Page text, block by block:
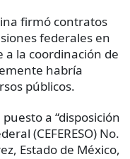
firmó contratos
federales en
a la coordinación de
habría
públicos.
a “disposición
(CEFERESO) No.
Estado de México,